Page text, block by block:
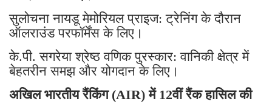
सुलोचना नायडू मेमोरियल प्राइज: ट्रेनिंग के दौरान
ऑलराउंड परफॉर्मेंस के लिए।
के.पी. सगरेया श्रेष्ठ वणिक पुरस्कार: वानिकी क्षेत्र में
बेहतरीन समझ और योगदान के लिए।
अखिल भारतीय रैंकिंग (AIR) में 12वीं रैंक हासिल की